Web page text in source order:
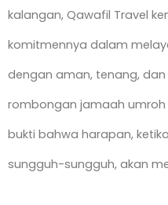
kalangan, Qawafil Travel
komitmennya dalam
dengan aman, tenang,
rombongan jamaah umroh
bukti bahwa harapan,
sungguh-sungguh, akan